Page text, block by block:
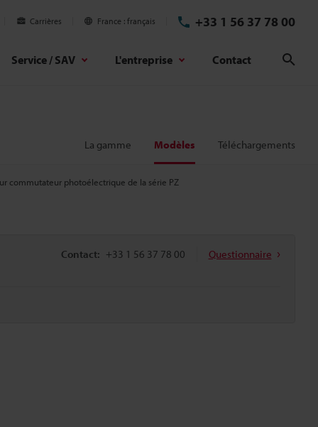
Carrières France français +33 1 56 37 78 00
Service / SAV L'entreprise Contact
La gamme Modèles Téléchargements
commutateur photoélectrique de la série PZ
Contact: +33 1 56 37 78 00 Questionnaire